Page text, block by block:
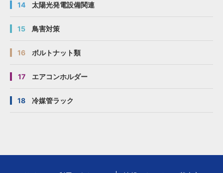
14 太陽光発電設備関連
15 鳥害対策
16 ボルトナット類
17 エアコンホルダー
18 冷媒管ラック